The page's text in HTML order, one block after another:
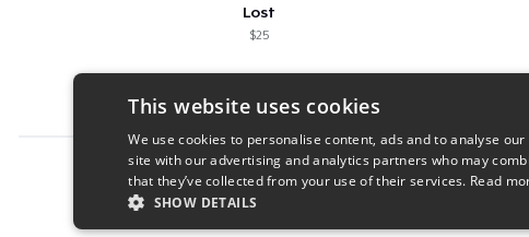
Lost
$25
Report this product
This website uses cookies
We use cookies to personalise content, ads and to analyse
site with our advertising and analytics partners who may
that they’ve collected from your use of their services. Read
SHOW DETAILS